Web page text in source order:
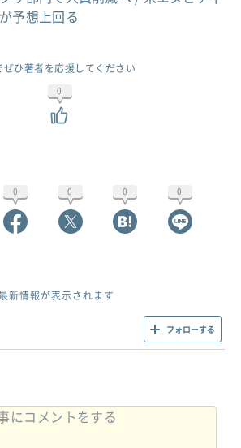
予想上回る
ぜひ著者を応援してください
0
0 0 0 0
新情報が表示されます
フォローする